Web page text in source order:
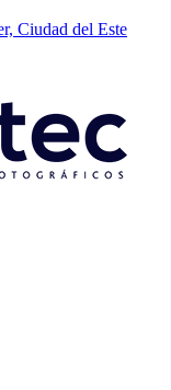
Ciudad del Este